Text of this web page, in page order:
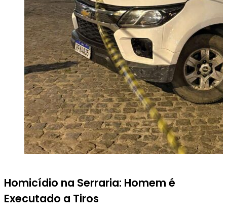
Homicídio na Serraria: Homem é
Executado a Tiros